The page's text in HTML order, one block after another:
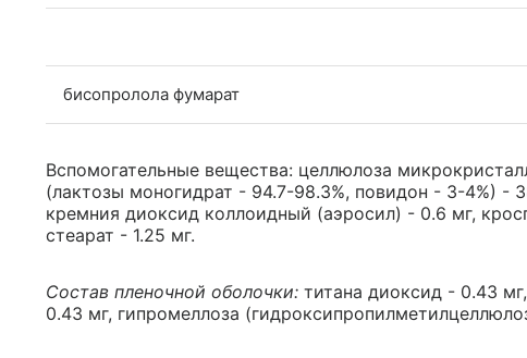
бисопролола фумарат
Вспомогательные вещества: целлюлоза
(лактозы моногидрат - 94.7-98.3%, повидон - 3-4%) -
кремния диоксид коллоидный (аэросил) - 0.6 мг,
стеарат - 1.25 мг.
Состав пленочной оболочки: титана диоксид - 0.43
0.43 мг, гипромеллоза